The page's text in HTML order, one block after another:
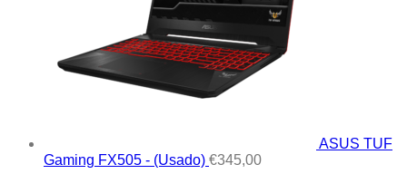
ASUS TUF
Gaming FX505 - (Usado) €345,00